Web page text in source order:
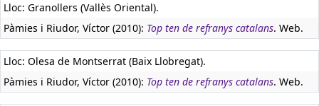
Lloc: Granollers (Vallès Oriental).
Pàmies i Riudor, Víctor (2010): Top ten de refranys catalans. Web.
Lloc: Olesa de Montserrat (Baix Llobregat).
Pàmies i Riudor, Víctor (2010): Top ten de refranys catalans. Web.